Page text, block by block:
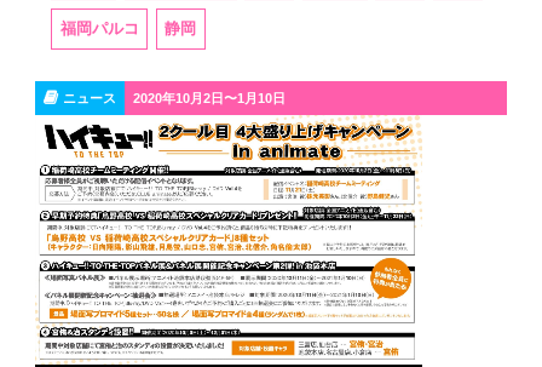
福岡パルコ 静岡
ニュース 2020年10月2日〜1月10日